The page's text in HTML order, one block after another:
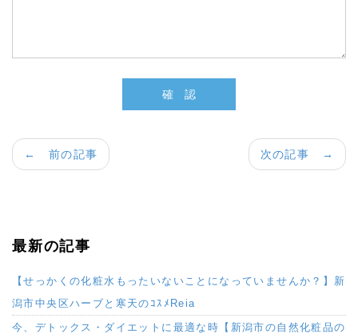
次の記事 →
← 前の記事
最新の記事
【せっかくの化粧水もったいないことになっていませんか？】新
潟市中央区ハーブと寒天のｺｽﾒReia
今、デトックス・ダイエットに最適な時【新潟市の自然化粧品の